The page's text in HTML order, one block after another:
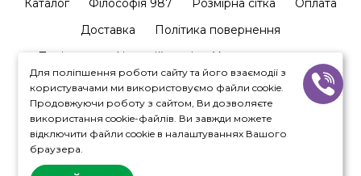
Каталог Філософія 987 Розмірна сітка
Оплата
Доставка
Політика повернення
Політика конфіденційності
Угода користувача
Залишити відгук
Співпраця Контакти
Для поліпшення роботи сайту та його взаємодії з
користувачами ми використовуємо файли cookie.
Продовжуючи роботу з сайтом, Ви дозволяєте
використання cookie-файлів. Ви завжди можете
відключити файли cookie в налаштуваннях Вашого
браузера.